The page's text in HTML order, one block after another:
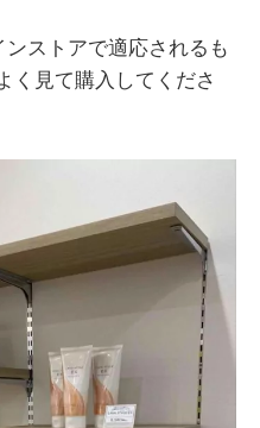
ストアで適応されるも
く見て購入してくださ